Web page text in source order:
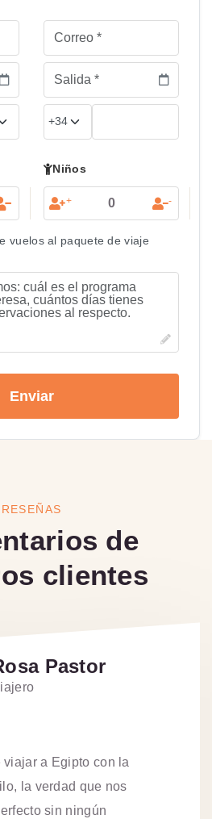
Niños
+ -
vuelos al paquete de viaje
Enviar
RESEÑAS
de
clientes
Pastor
viajar a Egipto con la
la verdad que nos
sin ningún